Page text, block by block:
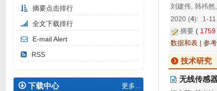
刘建伟, 韩祎
2020 (4): 1-
摘要 ( 1759
数据和表 | 参
技术研究
无线传感
摘要点击排行
全文下载排行
E-mail Alert
RSS
下载中心 更多...